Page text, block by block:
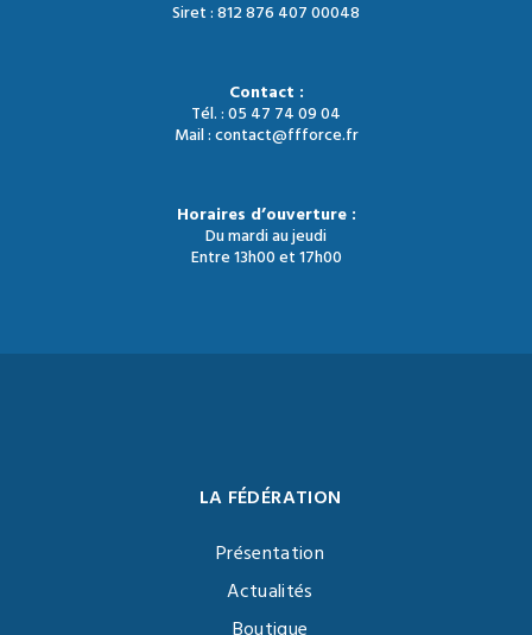
Siret : 812 876 407 00048
Contact :
Tél. : 05 47 74 09 04
Mail : contact@ffforce.fr
Horaires d’ouverture :
Du mardi au jeudi
Entre 13h00 et 17h00
LA FÉDÉRATION
Présentation
Actualités
Boutique